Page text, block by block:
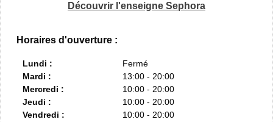
Découvrir l'enseigne Sephora
Horaires d'ouverture :
Lundi :
Fermé
Mardi :
13:00 - 20:00
Mercredi :
10:00 - 20:00
Jeudi :
10:00 - 20:00
Vendredi :
10:00 - 20:00